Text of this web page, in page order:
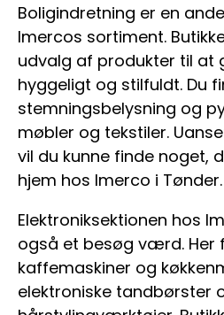
Boligindretning er en
Imercos sortiment.
udvalg af produkter til at
hyggeligt og stilfuldt. Du
stemningsbelysning og
møbler og tekstiler.
vil du kunne finde noget,
hjem hos Imerco i Tønder.
Elektroniksektionen hos
også et besøg værd. Her
kaffemaskiner og
elektroniske tandbørster